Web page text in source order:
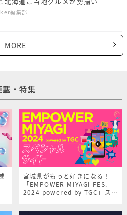
編集部
MORE
載・特集
宮城県がもっと好きになる！
「EMPOWER MIYAGI FES.
2024 powered by TGC」スペ